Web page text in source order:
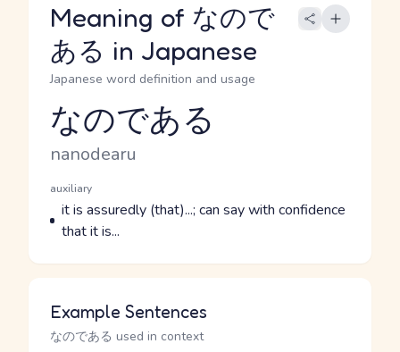
Meaning of なので
ある in Japanese
Japanese word definition and usage
Reading and JLPT level
なのである
Romaji
nanodearu
Word Senses
Parts of speech
auxiliary
Meaning
it is assuredly (that)...; can say with confidence
that it is...
Example Sentences
なのである used in context